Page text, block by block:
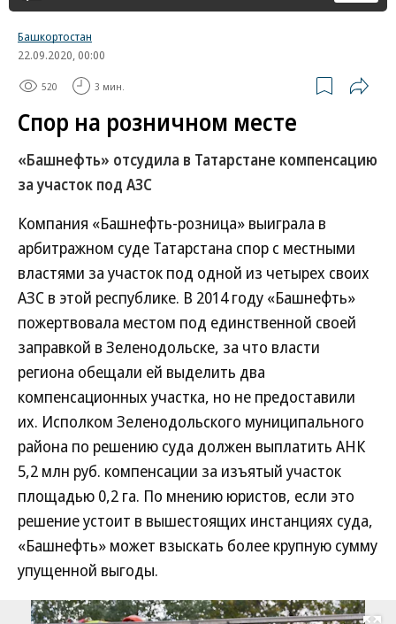
Башкортостан
22.09.2020, 00:00
520 3 мин.
Спор на розничном месте
«Башнефть» отсудила в Татарстане компенсацию
за участок под АЗС
Компания «Башнефть-розница» выиграла в
арбитражном суде Татарстана спор с местными
властями за участок под одной из четырех своих
АЗС в этой республике. В 2014 году «Башнефть»
пожертвовала местом под единственной своей
заправкой в Зеленодольске, за что власти
региона обещали ей выделить два
компенсационных участка, но не предоставили
их. Исполком Зеленодольского муниципального
района по решению суда должен выплатить АНК
5,2 млн руб. компенсации за изъятый участок
площадью 0,2 га. По мнению юристов, если это
решение устоит в вышестоящих инстанциях суда,
«Башнефть» может взыскать более крупную сумму
упущенной выгоды.